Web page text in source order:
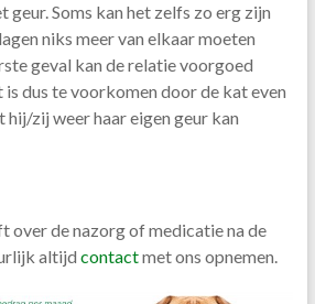
geur. Soms kan het zelfs zo erg zijn
niks meer van elkaar moeten
geval kan de relatie voorgoed
dus te voorkomen door de kat even
zij weer haar eigen geur kan
over de nazorg of medicatie na de
altijd contactmet ons opnemen.